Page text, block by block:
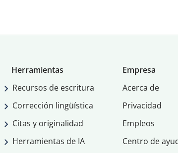
Herramientas
Recursos de escritura
Corrección lingüística
Citas y originalidad
Herramientas de IA
Empresa
Acerca de
Privacidad
Empleos
Centro de